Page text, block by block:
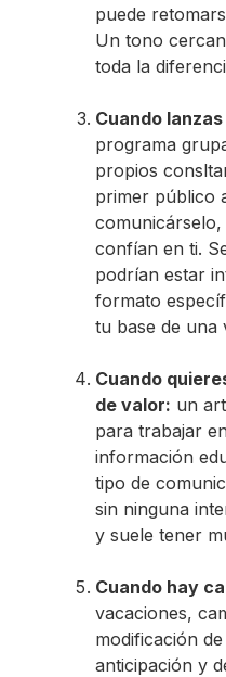
puede
Un tono
toda la
Cuando
programa
propios
primer público
confían en ti.
podrían estar
formato
tu base de una
Cuando
de valor: un
para trabajar
información
tipo de
sin ninguna
y suele tener
Cuando hay
vacaciones,
modificación
anticipación y